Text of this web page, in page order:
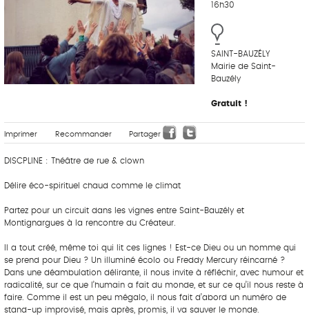
16h30
SAINT-BAUZÉLY
Mairie de Saint-
Bauzély
Gratuit !
Imprimer Recommander Partager
DISCPLINE : Théâtre de rue & clown
Délire éco-spirituel chaud comme le climat
Partez pour un circuit dans les vignes entre Saint-Bauzély et
Montignargues à la rencontre du Créateur.
Il a tout créé, même toi qui lit ces lignes ! Est-ce Dieu ou un homme qui
se prend pour Dieu ? Un illuminé écolo ou Freddy Mercury réincarné ?
Dans une déambulation délirante, il nous invite à réfléchir, avec humour et
radicalité, sur ce que l’humain a fait du monde, et sur ce qu’il nous reste à
faire. Comme il est un peu mégalo, il nous fait d’abord un numéro de
stand-up improvisé, mais après, promis, il va sauver le monde.